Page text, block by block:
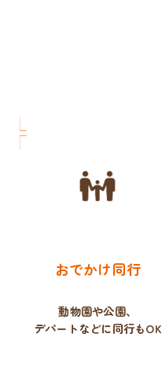
おでかけ同行
動物園や公園、
デパートなどに同行もOK